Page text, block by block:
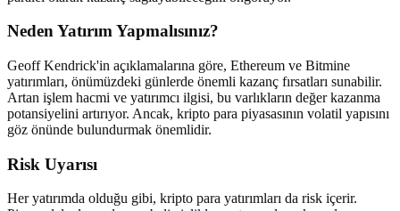
Neden Yatırım Yapmalısınız?
Geoff Kendrick'in açıklamalarına göre, Ethereum ve Bitmine
yatırımları, önümüzdeki günlerde önemli kazanç fırsatları sunabilir.
Artan işlem hacmi ve yatırımcı ilgisi, bu varlıkların değer kazanma
potansiyelini artırıyor. Ancak, kripto para piyasasının volatil yapısını
göz önünde bulundurmak önemlidir.
Risk Uyarısı
Her yatırımda olduğu gibi, kripto para yatırımları da risk içerir.